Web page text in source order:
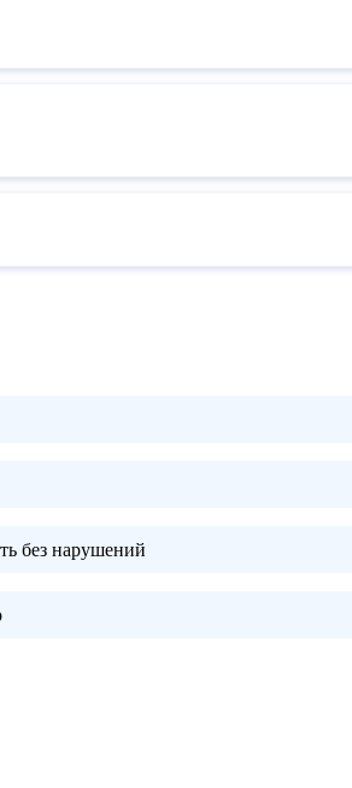
без нарушений